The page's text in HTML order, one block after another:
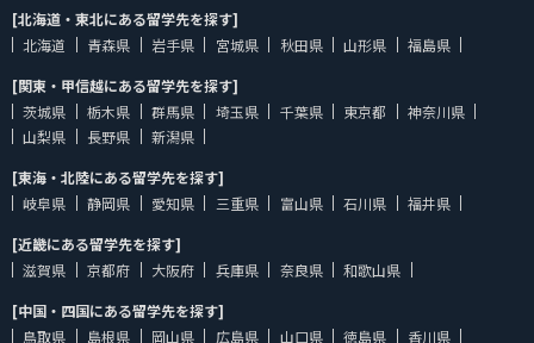
[北海道・東北にある留学先を探す]
北海道
青森県 岩手県 宮城県 秋田県 山形県
福島県
[関東・甲信越にある留学先を探す]
茨城県
栃木県 群馬県 埼玉県 千葉県 東京都
神奈川県
山梨県
長野県
新潟県
[東海・北陸にある留学先を探す]
岐阜県
静岡県 愛知県 三重県 富山県 石川県
福井県
[近畿にある留学先を探す]
滋賀県
京都府 大阪府 兵庫県 奈良県
和歌山県
[中国・四国にある留学先を探す]
鳥取県
島根県 岡山県 広島県 山口県 徳島県
香川県